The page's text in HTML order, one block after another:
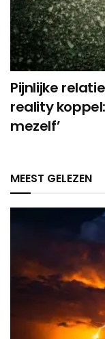
Pijnlijke
reality
mezelf’
MEEST GELEZEN